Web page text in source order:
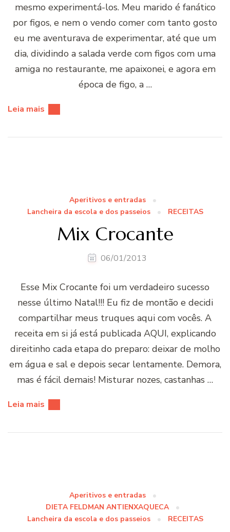
mesmo experimentá-los. Meu marido é fanático
por figos, e nem o vendo comer com tanto gosto
eu me aventurava de experimentar, até que um
dia, dividindo a salada verde com figos com uma
amiga no restaurante, me apaixonei, e agora em
época de figo, a …
Leia mais
Aperitivos e entradas
Lancheira da escola e dos passeios
RECEITAS
Mix Crocante
06/01/2013
Esse Mix Crocante foi um verdadeiro sucesso
nesse último Natal!!! Eu fiz de montão e decidi
compartilhar meus truques aqui com vocês. A
receita em si já está publicada AQUI, explicando
direitinho cada etapa do preparo: deixar de molho
em água e sal e depois secar lentamente. Demora,
mas é fácil demais! Misturar nozes, castanhas …
Leia mais
Aperitivos e entradas
DIETA FELDMAN ANTIENXAQUECA
Lancheira da escola e dos passeios
RECEITAS